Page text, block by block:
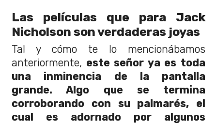
Las películas que para Jack
Nicholson son verdaderas joyas
Tal y cómo te lo mencionábamos
anteriormente, este señor ya es toda
una inminencia de la pantalla
grande. Algo que se termina
corroborando con su palmarés, el
cual es adornado por algunos